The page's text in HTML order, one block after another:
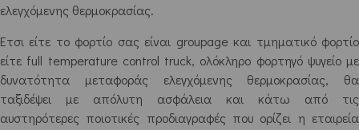
ελεγχόμενης θερμοκρασίας.
Έτσι είτε το φορτίο σας είναι groupage και τμηματικό φορτίο
είτε full temperature control truck, ολόκληρο φορτηγό ψυγείο με
δυνατότητα μεταφοράς ελεγχόμενης θερμοκρασίας, θα
ταξιδέψει με απόλυτη ασφάλεια και κάτω από τις
αυστηρότερες ποιοτικές προδιαγραφές που ορίζει η εταιρεία